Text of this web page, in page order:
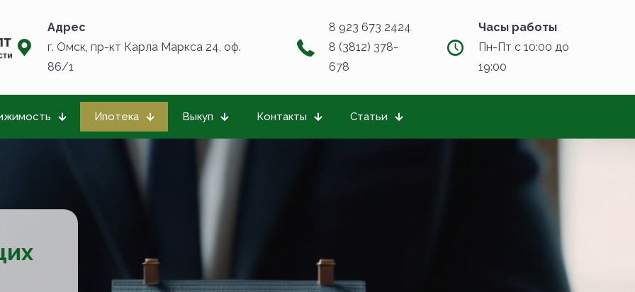
Адрес
г. Омск, пр-кт Карла Маркса 24, оф.
86/1
8 923 673 2424
8 (3812) 378-
678
Часы работы
Пн-Пт с 10:00 до
19:00
Ипотека Выкуп Контакты Статьи